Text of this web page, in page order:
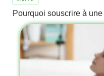
Pourquoi souscrire à